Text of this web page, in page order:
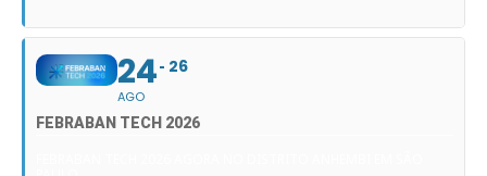
24
AGO
26
FEBRABAN TECH 2026